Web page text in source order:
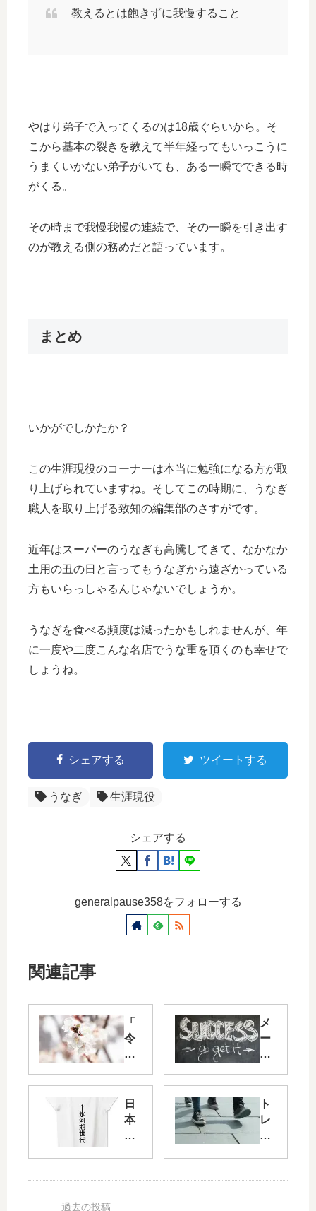
教えるとは飽きずに我慢すること
やはり弟子で入ってくるのは18歳ぐらいから。そ
こから基本の裂きを教えて半年経ってもいっこうに
うまくいかない弟子がいても、ある一瞬でできる時
がくる。
その時まで我慢我慢の連続で、その一瞬を引き出す
のが教える側の務めだと語っています。
まとめ
いかがでしかたか？
この生涯現役のコーナーは本当に勉強になる方が取
り上げられていますね。そしてこの時期に、うなぎ
職人を取り上げる致知の編集部のさすがです。
近年はスーパーのうなぎも高騰してきて、なかなか
土用の丑の日と言ってもうなぎから遠ざかっている
方もいらっしゃるんじゃないでしょうか。
うなぎを食べる頻度は減ったかもしれませんが、年
に一度や二度こんな名店でうな重を頂くのも幸せで
しょうね。
シェアする ツイートする
うなぎ 生涯現役
シェアする
generalpause358をフォローする
関連記事
「
令
和
っ
て
示
富
ん
メ
ー
ル
理
が
速
く
な
っ
て
日
本
社
構
ト
レ
ー
グ